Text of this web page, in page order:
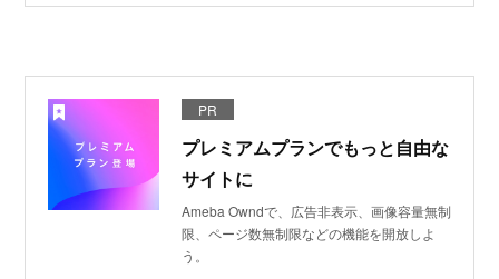
PR
プレミアムプランでもっと自由な
サイトに
Ameba Owndで、広告非表示、画像容量無制
限、ページ数無制限などの機能を開放しよ
う。